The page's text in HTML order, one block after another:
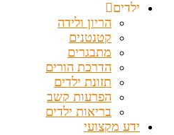
ילדים
הריון ולידה
קטנטנים
מתבגרים
הדרכת הורים
תזונת ילדים
הפרעות קשב
בריאות ילדים
ידע מקצועי